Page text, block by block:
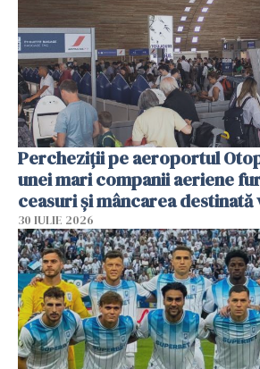
Percheziții pe aeroportul
unei mari companii aeriene
ceasuri și mâncarea destinată
30 IULIE 2026